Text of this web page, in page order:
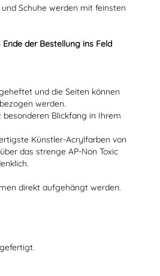
Schuhe werden mit feinsten
der Bestellung ins Feld
und die Seiten können
werden.
Blickfang in Ihrem
Künstler-Acrylfarben von
das strenge AP-Non Toxic
direkt aufgehängt werden.